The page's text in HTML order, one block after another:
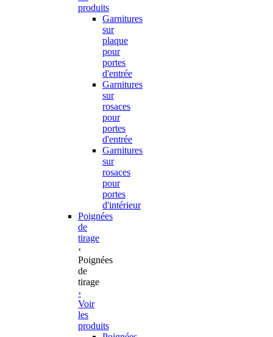
produits
Garnitures
sur
plaque
pour
portes
d'entrée
Garnitures
sur
rosaces
pour
portes
d'entrée
Garnitures
sur
rosaces
pour
portes
d'intérieur
Poignées
de
tirage
‹
Poignées
de
tirage
›
Voir
les
produits